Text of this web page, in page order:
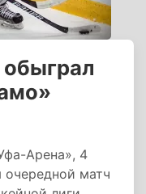
Арена», 4
очередной матч